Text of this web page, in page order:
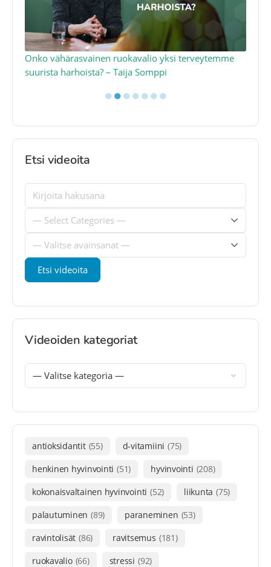
Onko vähärasvainen ruokavalio yksi terveytemme
suurista harhoista? – Taija Somppi
●●●●●●●
Etsi videoita
Videoiden kategoriat
antioksidantit (55) d-vitamiini (75)
henkinen hyvinvointi (51) hyvinvointi (208)
kokonaisvaltainen hyvinvointi (52) liikunta (75)
palautuminen (89) paraneminen (53)
ravintolisät (86) ravitsemus (181)
ruokavalio (66) stressi (92)